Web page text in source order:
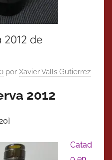
2012 de
por Xavier Valls Gutierrez
2012
Catad